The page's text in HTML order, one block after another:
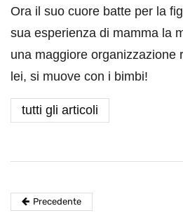
Ora il suo cuore batte per la
sua esperienza di mamma la
una maggiore organizzazione
lei, si muove con i bimbi!
tutti gli articoli
Precedente